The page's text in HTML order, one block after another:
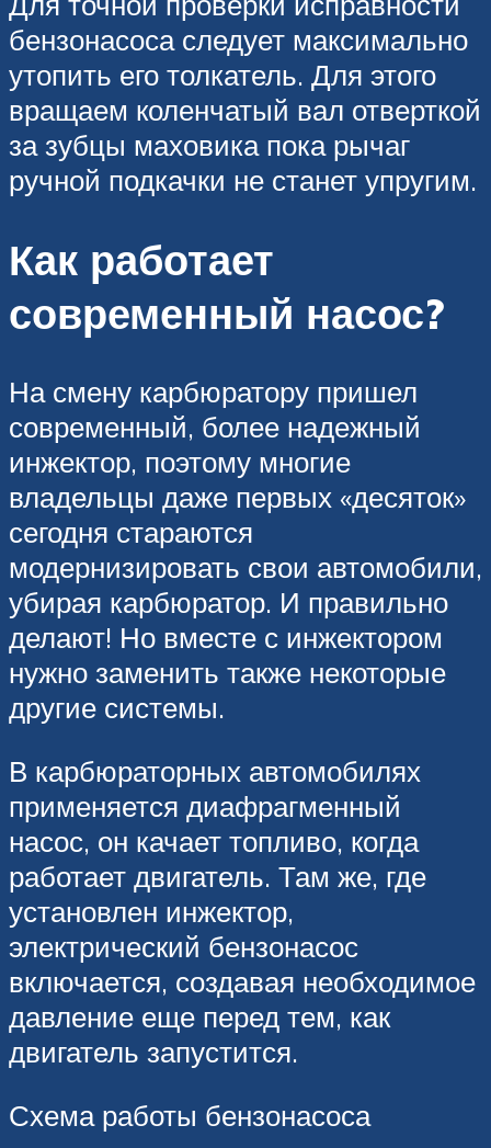
бензонасоса следует максимально
утопить его толкатель. Для этого
вращаем коленчатый вал отверткой
за зубцы маховика пока рычаг
ручной подкачки не станет упругим.
Как работает
современный насос?
На смену карбюратору пришел
современный, более надежный
инжектор, поэтому многие
владельцы даже первых «десяток»
сегодня стараются
модернизировать свои автомобили,
убирая карбюратор. И правильно
делают! Но вместе с инжектором
нужно заменить также некоторые
другие системы.
В карбюраторных автомобилях
применяется диафрагменный
насос, он качает топливо, когда
работает двигатель. Там же, где
установлен инжектор,
электрический бензонасос
включается, создавая необходимое
давление еще перед тем, как
двигатель запустится.
Схема работы бензонасоса